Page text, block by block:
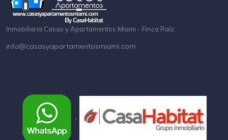
Inmobiliaria Casas y Apartamentos Miami - Finca Raíz
info@casasyapartamentosmiami.com
-